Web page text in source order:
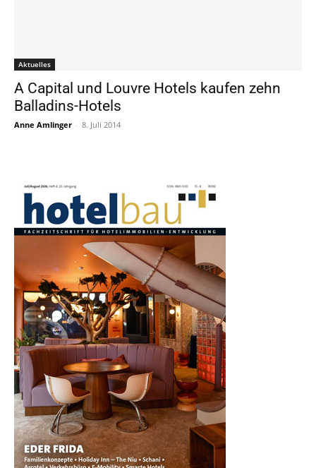
Aktuelles
A Capital und Louvre Hotels kaufen zehn
Balladins-Hotels
Anne Amlinger - 8. Juli 2014